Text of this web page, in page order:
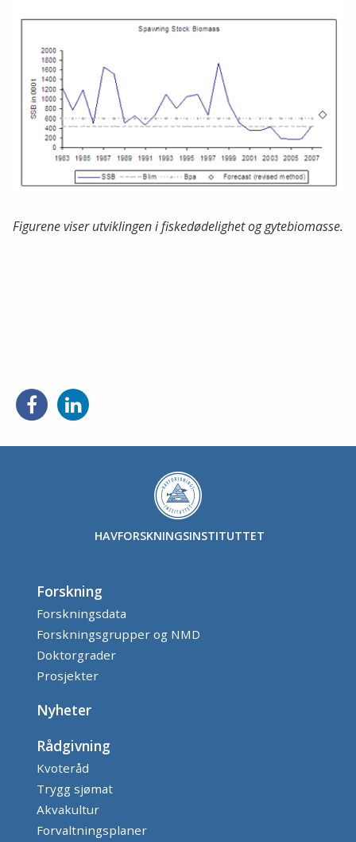
Stopp
Figurene viser utviklingen i fiskedødelighet og gytebiomasse.
Del
på
Del
på
HAVFORSKNINGSINSTITUTTET
Forskning
Forskningsdata
Forskningsgrupper og NMD
Doktorgrader
Prosjekter
Nyheter
Rådgivning
Kvoteråd
Trygg sjømat
Akvakultur
Forvaltningsplaner